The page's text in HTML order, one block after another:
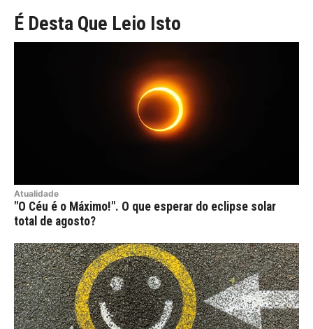
É Desta Que Leio Isto
Atualidade
"O Céu é o Máximo!". O que esperar do eclipse solar
total de agosto?